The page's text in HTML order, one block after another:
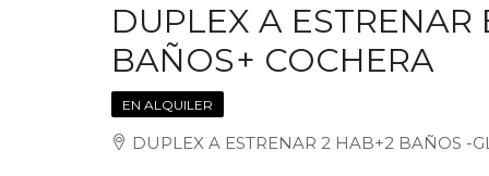
DUPLEX A
BAÑOS+ COCHERA
EN ALQUILER
DUPLEX A ESTRENAR 2 HAB+2 BAÑOS -